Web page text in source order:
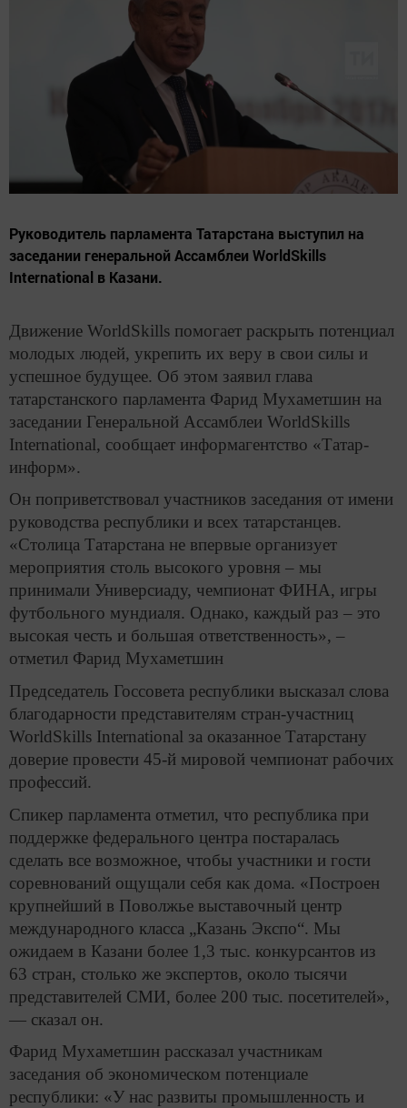
Руководитель парламента Татарстана выступил на
заседании генеральной Ассамблеи WorldSkills
International в Казани.
Движение WorldSkills помогает раскрыть потенциал
молодых людей, укрепить их веру в свои силы и
успешное будущее. Об этом заявил глава
татарстанского парламента Фарид Мухаметшин на
заседании Генеральной Ассамблеи WorldSkills
International, сообщает информагентство «Татар-
информ».
Он поприветствовал участников заседания от имени
руководства республики и всех татарстанцев.
«Столица Татарстана не впервые организует
мероприятия столь высокого уровня – мы
принимали Универсиаду, чемпионат ФИНА, игры
футбольного мундиаля. Однако, каждый раз – это
высокая честь и большая ответственность», –
отметил Фарид Мухаметшин
Председатель Госсовета республики высказал слова
благодарности представителям стран-участниц
WorldSkills International за оказанное Татарстану
доверие провести 45-й мировой чемпионат рабочих
профессий.
Спикер парламента отметил, что республика при
поддержке федерального центра постаралась
сделать все возможное, чтобы участники и гости
соревнований ощущали себя как дома. «Построен
крупнейший в Поволжье выставочный центр
международного класса „Казань Экспо“. Мы
ожидаем в Казани более 1,3 тыс. конкурсантов из
63 стран, столько же экспертов, около тысячи
представителей СМИ, более 200 тыс. посетителей»,
— сказал он.
Фарид Мухаметшин рассказал участникам
заседания об экономическом потенциале
республики: «У нас развиты промышленность и